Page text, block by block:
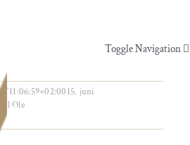
Toggle Navigation
15. juni
til Ole